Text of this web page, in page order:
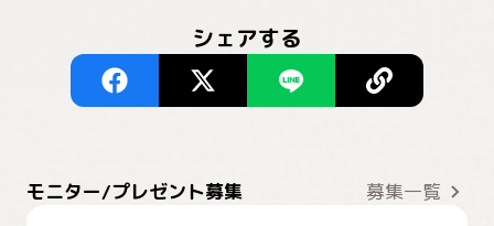
シェアする
モニター/プレゼント募集 募集一覧